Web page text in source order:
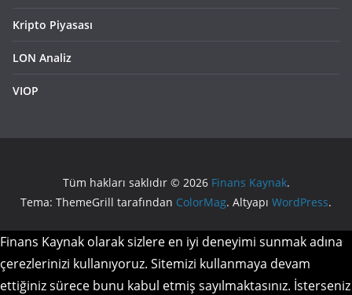
Kripto Piyasası
LON Analiz
VIOP
Tüm hakları saklıdır © 2026 Finans Kaynak.
Tema: ThemeGrill tarafından ColorMag. Altyapı WordPress.
Finans Kaynak olarak sizlere en iyi deneyimi sunmak adına
çerezlerinizi kullanıyoruz. Sitemizi kullanmaya devam
ettiğiniz sürece bunu kabul etmiş sayılmaktasınız. İsterseniz